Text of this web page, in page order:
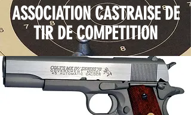
ASSOCIATION CASTRAISE DE
TIR DE COMPETITION